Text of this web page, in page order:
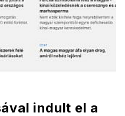
indult el a